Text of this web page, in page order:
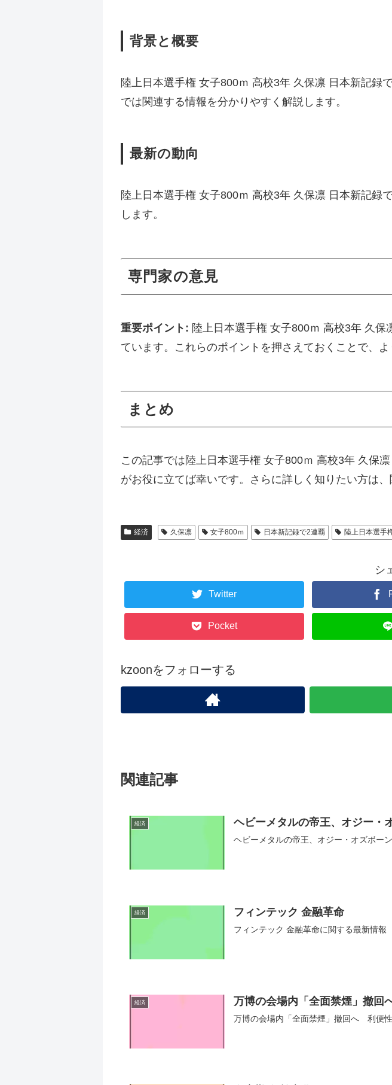
背景と概要
陸上日本選手権 女子800ｍ 高校3年 久保凛 日本新記録
では関連する情報を分かりやすく解説します。
最新の動向
陸上日本選手権 女子800ｍ 高校3年 久保凛 日本新記録
します。
専門家の意見
重要ポイント: 陸上日本選手権 女子800ｍ 高校3年 久
ています。これらのポイントを押さえておくことで、よ
まとめ
この記事では陸上日本選手権 女子800ｍ 高校3年 久保
がお役に立てば幸いです。さらに詳しく知りたい方は、
経済 久保凛 女子800ｍ 日本新記録で2連覇 陸上日本選手
シ
Twitter
Pocket
kzoonをフォローする
関連記事
経済 ヘビーメタルの帝王、オジー・
ヘビーメタルの帝王、オジー・オズボー
経済 フィンテック 金融革命
フィンテック 金融革命に関する最新情報
経済 万博の会場内「全面禁煙」撤
万博の会場内「全面禁煙」撤回へ 利便